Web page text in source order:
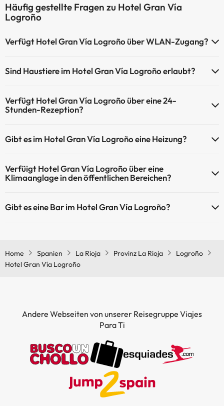
Häufig gestellte Fragen zu Hotel Gran Vía
Logroño
Verfügt Hotel Gran Vía Logroño über WLAN-Zugang?
Sind Haustiere im Hotel Gran Vía Logroño erlaubt?
Verfügt Hotel Gran Vía Logroño über eine 24-
Stunden-Rezeption?
Gibt es im Hotel Gran Vía Logroño eine Heizung?
Gemeinschaftsräumen.
Verfüigt Hotel Gran Vía Logroño über eine
Klimaanglage in den öffentlichen Bereichen?
Gemeinschaftsräumen.
Gibt es eine Bar im Hotel Gran Vía Logroño?
Home Spanien La Rioja Provinz La Rioja
Logroño
Hotel Gran Vía Logroño
Andere Webseiten von unserer Reisegruppe Viajes
Para Ti